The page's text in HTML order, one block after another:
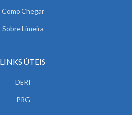
Como Chegar
Sobre Limeira
LINKS ÚTEIS
DERI
PRG